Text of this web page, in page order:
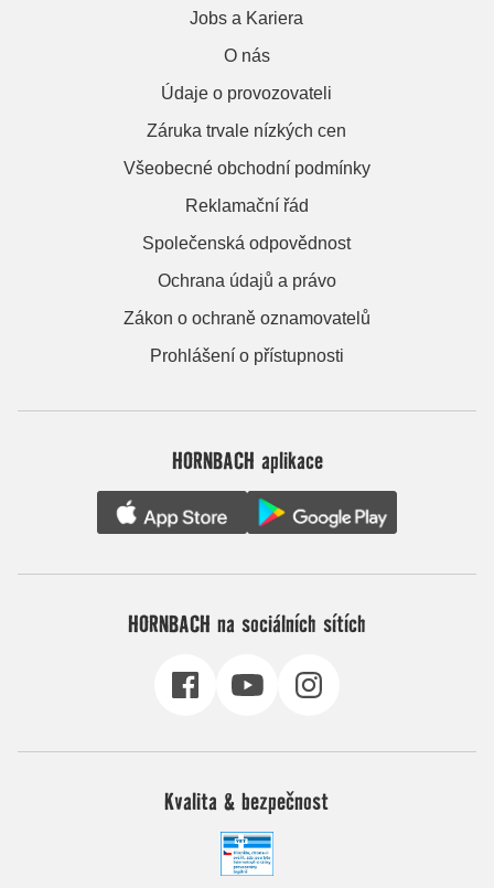
Jobs a Kariera
O nás
Údaje o provozovateli
Záruka trvale nízkých cen
Všeobecné obchodní podmínky
Reklamační řád
Společenská odpovědnost
Ochrana údajů a právo
Zákon o ochraně oznamovatelů
Prohlášení o přístupnosti
HORNBACH aplikace
HORNBACH na sociálních sítích
Kvalita & bezpečnost